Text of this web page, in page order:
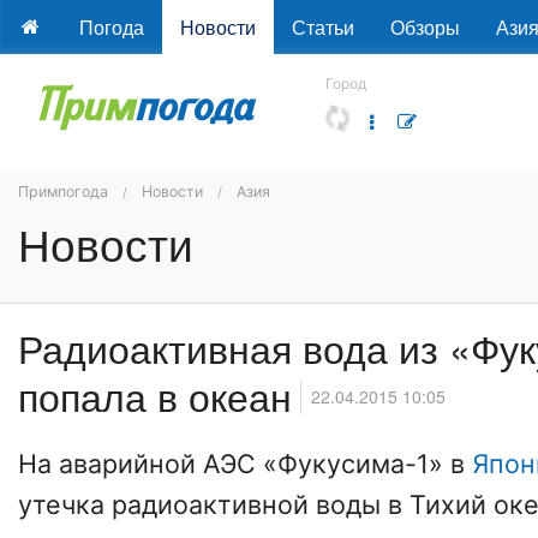
Погода Новости Статьи Обзоры Азия
Город
Примпогода Новости Азия
Новости
Радиоактивная вода из
попала в океан
22.04.2015 10:05
На аварийной АЭС «Фукусима-1» в
утечка радиоактивной воды в Тихий